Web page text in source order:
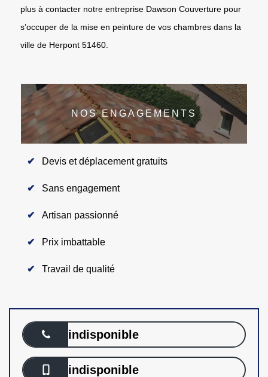
plus à contacter notre entreprise Dawson Couverture pour
s’occuper de la mise en peinture de vos chambres dans la
ville de Herpont 51460.
NOS ENGAGEMENTS
Devis et déplacement gratuits
Sans engagement
Artisan passionné
Prix imbattable
Travail de qualité
indisponible
indisponible